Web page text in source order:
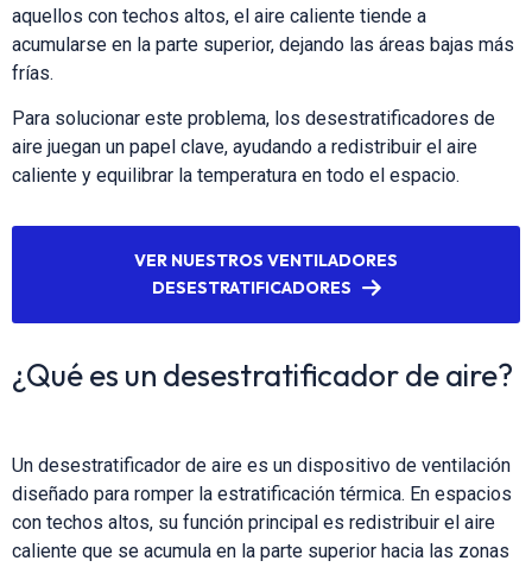
aquellos con techos altos, el aire caliente tiende a
acumularse en la parte superior, dejando las áreas bajas más
frías.
Para solucionar este problema, los desestratificadores de
aire juegan un papel clave, ayudando a redistribuir el aire
caliente y equilibrar la temperatura en todo el espacio.
VER NUESTROS VENTILADORES
DESESTRATIFICADORES
¿Qué es un desestratificador de aire?
Un desestratificador de aire es un dispositivo de ventilación
diseñado para romper la estratificación térmica. En espacios
con techos altos, su función principal es redistribuir el aire
caliente que se acumula en la parte superior hacia las zonas